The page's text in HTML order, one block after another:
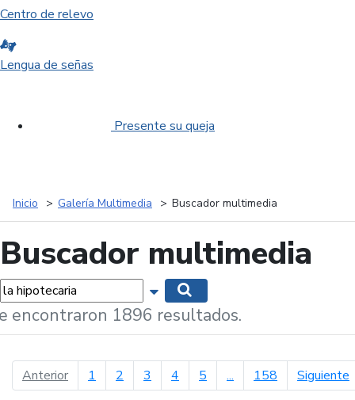
Centro de relevo
Lengua de señas
Presente su queja
Inicio Galería Multimedia Buscador multimedia
Buscador multimedia
Mostrar opciones de búsqueda
encontraron 1896 resultados.
Anteriorpágina anterior
1 2 3 4 5 ... 158 Siguiente